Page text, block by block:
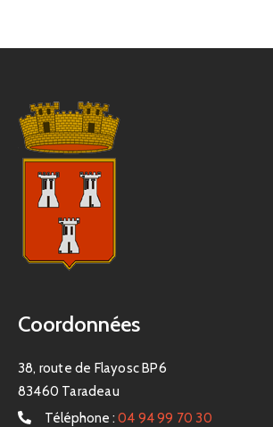
Coordonnées
38, route de Flayosc BP6
83460 Taradeau
Téléphone : 04 94 99 70 30